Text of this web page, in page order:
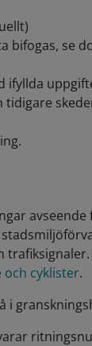
bifogas, se
ifyllda
tidigare
och cyklister.
i